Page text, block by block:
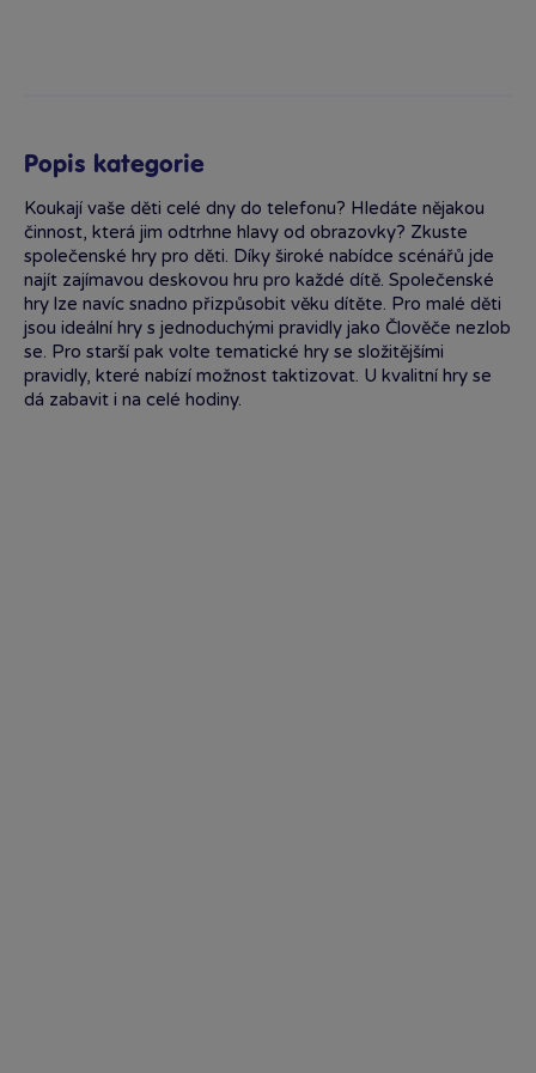
Popis kategorie
Koukají vaše děti celé dny do telefonu? Hledáte nějakou
činnost, která jim odtrhne hlavy od obrazovky? Zkuste
společenské hry pro děti. Díky široké nabídce scénářů jde
najít zajímavou deskovou hru pro každé dítě. Společenské
hry lze navíc snadno přizpůsobit věku dítěte. Pro malé děti
jsou ideální hry s jednoduchými pravidly jako Člověče nezlob
se. Pro starší pak volte tematické hry se složitějšími
pravidly, které nabízí možnost taktizovat. U kvalitní hry se
dá zabavit i na celé hodiny.